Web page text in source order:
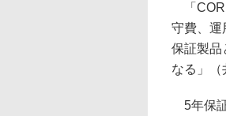
「
守費、運
保証製品
なる」（
5年保